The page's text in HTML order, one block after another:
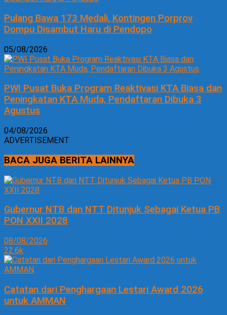
Pulang Bawa 173 Medali, Kontingen Porprov
Dompu Disambut Haru di Pendopo
05/08/2026
PWI Pusat Buka Program Reaktivasi KTA Biasa dan
Peningkatan KTA Muda, Pendaftaran Dibuka 3
Agustus
04/08/2026
ADVERTISEMENT
BACA JUGA BERITA LAINNYA
Gubernur NTB dan NTT Ditunjuk Sebagai Ketua PB
PON XXII 2028
08/08/2026
22.6k
Catatan dari Penghargaan Lestari Award 2026
untuk AMMAN